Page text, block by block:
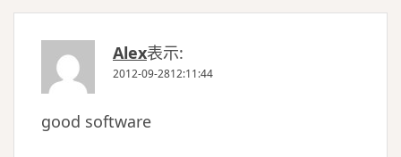
Alex表示:
2012-09-2812:11:44
good software